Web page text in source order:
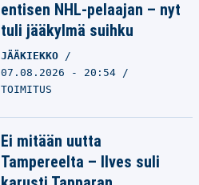
entisen NHL-pelaajan – nyt
tuli jääkylmä suihku
JÄÄKIEKKO
07.08.2026 - 20:54
TOIMITUS
Ei mitään uutta
Tampereelta – Ilves suli